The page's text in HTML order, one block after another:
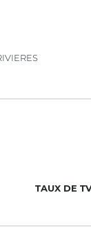
TAUX DE